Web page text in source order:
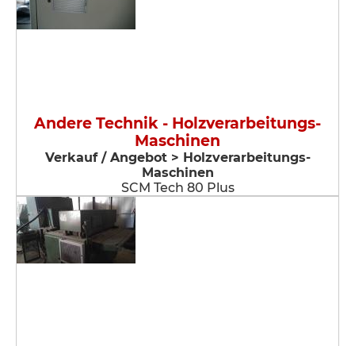
Andere Technik - Holzverarbeitungs-
Maschinen
Verkauf / Angebot > Holzverarbeitungs-
Maschinen
SCM Tech 80 Plus